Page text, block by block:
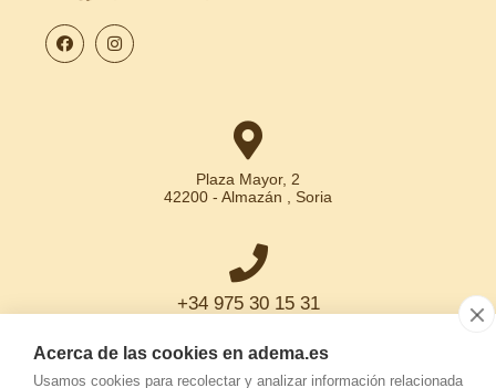
Acerca de las cookies en adema.es
Usamos cookies para recolectar y analizar información relacionada
Plaza Mayor, 2
42200 - Almazán , Soria
+34 975 30 15 31